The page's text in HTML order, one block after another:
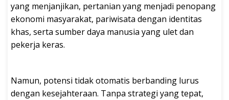
yang menjanjikan, pertanian yang menjadi penopang
ekonomi masyarakat, pariwisata dengan identitas
khas, serta sumber daya manusia yang ulet dan
pekerja keras.
Namun, potensi tidak otomatis berbanding lurus
dengan kesejahteraan. Tanpa strategi yang tepat,